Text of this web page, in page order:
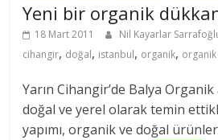
Yeni bir organik
18 Mart 2011 Nil Kayarlar
cihangir, doğal, istanbul, organik,
Yarın Cihangir’de Balya Organik
doğal ve yerel olarak temin
yapımı, organik ve doğal